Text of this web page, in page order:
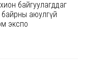
байгуулагддаг
аюулгүй
экспо